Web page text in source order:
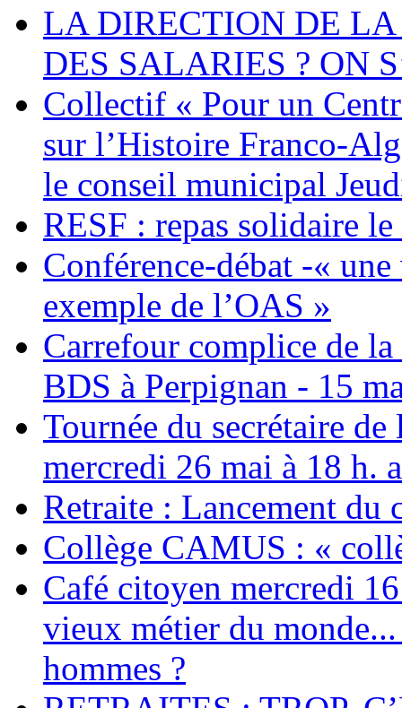
LA DIRECTION DE
DES SALARIES ? ON
Collectif « Pour un
sur l’Histoire Franco-
le conseil municipal
RESF : repas solidaire
Conférence-débat -«
exemple de l’OAS »
Carrefour complice de
BDS à Perpignan - 15
Tournée du secrétaire
mercredi 26 mai à 18 h.
Retraite : Lancement du
Collège CAMUS : «
Café citoyen mercredi
vieux métier du
hommes ?